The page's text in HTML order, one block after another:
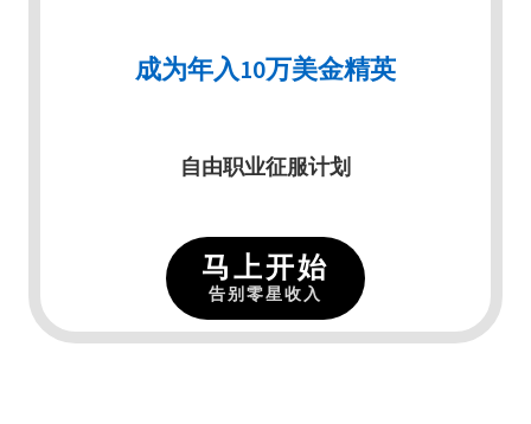
成为年入10万美金精英
自由职业征服计划
马上开始
告别零星收入